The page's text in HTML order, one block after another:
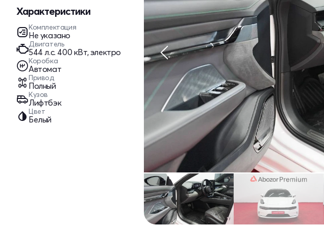
Характеристики
Комплектация
Не указано
Двигатель
544 л.c. 400 кВт, электро
Коробка
Автомат
Привод
Полный
Кузов
Лифтбэк
Цвет
Белый